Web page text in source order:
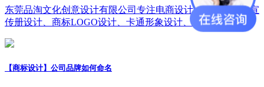
东莞品淘文化创意设计有限公司专注电商设计、主图设计、宣
传册设计、商标LOGO设计、卡通形象设计、字体…
【商标设计】公司品牌如何命名